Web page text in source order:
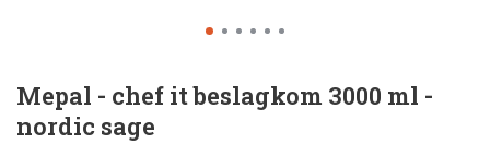
Mepal - chef it beslagkom 3000 ml -
nordic sage